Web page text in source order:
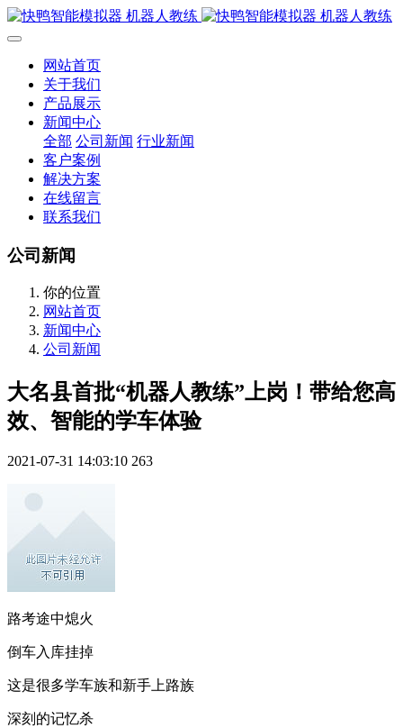
网站首页
关于我们
产品展示
新闻中心
全部 公司新闻 行业新闻
客户案例
解决方案
在线留言
联系我们
公司新闻
你的位置
网站首页
新闻中心
公司新闻
大名县首批“机器人教练”上岗！带给您高
效、智能的学车体验
2021-07-31 14:03:10 263
路考途中熄火
倒车入库挂掉
这是很多学车族和新手上路族
深刻的记忆杀